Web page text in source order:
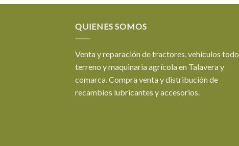
QUIENES SOMOS
Venta y reparación de tractores, vehículos todo
terreno y maquinaria agrícola en Talavera y
comarca. Compra venta y distribución de
recambios lubricantes y accesorios.